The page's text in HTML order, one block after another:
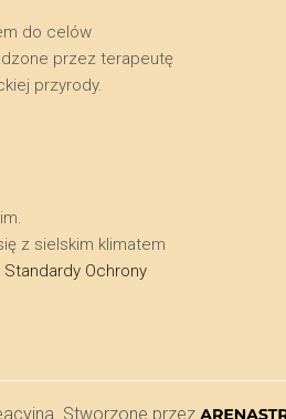
do celów
przez terapeutę
przyrody.
z sielskim klimatem
Standardy Ochrony
Stworzone przez